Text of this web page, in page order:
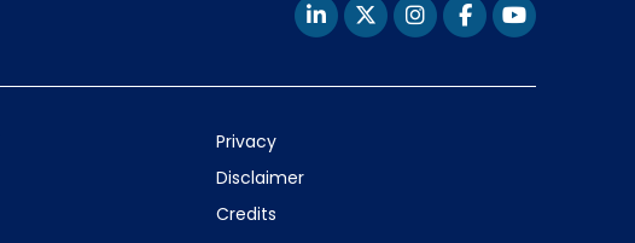
Privacy
Disclaimer
Credits